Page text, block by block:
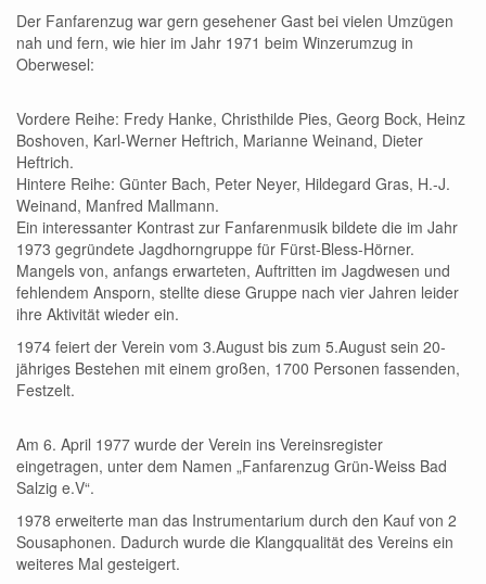
Der Fanfarenzug war gern gesehener Gast bei vielen Umzügen
nah und fern, wie hier im Jahr 1971 beim Winzerumzug in
Oberwesel:
Vordere Reihe: Fredy Hanke, Christhilde Pies, Georg Bock, Heinz
Boshoven, Karl-Werner Heftrich, Marianne Weinand, Dieter
Heftrich.
Hintere Reihe: Günter Bach, Peter Neyer, Hildegard Gras, H.-J.
Weinand, Manfred Mallmann.
Ein interessanter Kontrast zur Fanfarenmusik bildete die im Jahr
1973 gegründete Jagdhorngruppe für Fürst-Bless-Hörner.
Mangels von, anfangs erwarteten, Auftritten im Jagdwesen und
fehlendem Ansporn, stellte diese Gruppe nach vier Jahren leider
ihre Aktivität wieder ein.
1974 feiert der Verein vom 3.August bis zum 5.August sein 20-
jähriges Bestehen mit einem großen, 1700 Personen fassenden,
Festzelt.
Am 6. April 1977 wurde der Verein ins Vereinsregister
eingetragen, unter dem Namen „Fanfarenzug Grün-Weiss Bad
Salzig e.V“.
1978 erweiterte man das Instrumentarium durch den Kauf von 2
Sousaphonen. Dadurch wurde die Klangqualität des Vereins ein
weiteres Mal gesteigert.